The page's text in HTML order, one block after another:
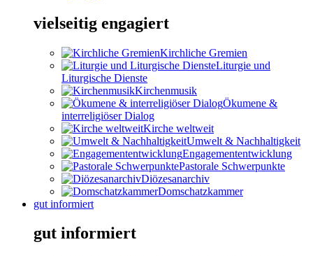
vielseitig engagiert
Kirchliche Gremien
Liturgie und
Liturgische Dienste
Kirchenmusik
Ökumene &
interreligiöser Dialog
Kirche weltweit
Umwelt & Nachhaltigkeit
Engagemententwicklung
Pastorale Schwerpunkte
Diözesanarchiv
Domschatzkammer
gut informiert
gut informiert